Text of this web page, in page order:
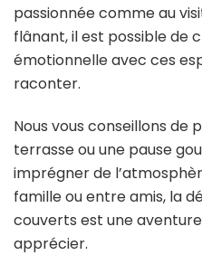
passionnée comme au
flânant, il est possible de
émotionnelle avec ces
raconter.
Nous vous conseillons de
terrasse ou une pause
imprégner de
famille ou entre amis, la
couverts est une
apprécier.